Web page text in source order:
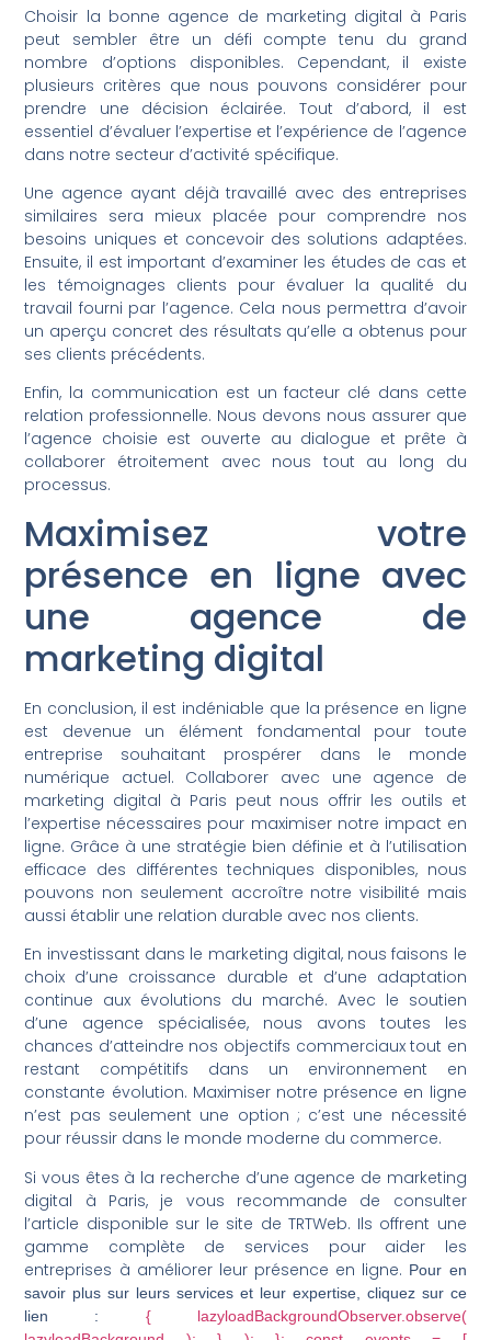
Choisir la bonne agence de marketing digital à Paris
peut sembler être un défi compte tenu du grand
nombre d’options disponibles. Cependant, il existe
plusieurs critères que nous pouvons considérer pour
prendre une décision éclairée. Tout d’abord, il est
essentiel d’évaluer l’expertise et l’expérience de l’agence
dans notre secteur d’activité spécifique.
Une agence ayant déjà travaillé avec des entreprises
similaires sera mieux placée pour comprendre nos
besoins uniques et concevoir des solutions adaptées.
Ensuite, il est important d’examiner les études de cas et
les témoignages clients pour évaluer la qualité du
travail fourni par l’agence. Cela nous permettra d’avoir
un aperçu concret des résultats qu’elle a obtenus pour
ses clients précédents.
Enfin, la communication est un facteur clé dans cette
relation professionnelle. Nous devons nous assurer que
l’agence choisie est ouverte au dialogue et prête à
collaborer étroitement avec nous tout au long du
processus.
Maximisez votre
présence en ligne avec
une agence de
marketing digital
En conclusion, il est indéniable que la présence en ligne
est devenue un élément fondamental pour toute
entreprise souhaitant prospérer dans le monde
numérique actuel. Collaborer avec une agence de
marketing digital à Paris peut nous offrir les outils et
l’expertise nécessaires pour maximiser notre impact en
ligne. Grâce à une stratégie bien définie et à l’utilisation
efficace des différentes techniques disponibles, nous
pouvons non seulement accroître notre visibilité mais
aussi établir une relation durable avec nos clients.
En investissant dans le marketing digital, nous faisons le
choix d’une croissance durable et d’une adaptation
continue aux évolutions du marché. Avec le soutien
d’une agence spécialisée, nous avons toutes les
chances d’atteindre nos objectifs commerciaux tout en
restant compétitifs dans un environnement en
constante évolution. Maximiser notre présence en ligne
n’est pas seulement une option ; c’est une nécessité
pour réussir dans le monde moderne du commerce.
Si vous êtes à la recherche d’une agence de marketing
digital à Paris, je vous recommande de consulter
l’article disponible sur le site de TRTWeb. Ils offrent une
gamme complète de services pour aider les
entreprises à améliorer leur présence en ligne. Pour en
savoir plus sur leurs services et leur expertise, cliquez sur ce
lien : { lazyloadBackgroundObserver.observe(